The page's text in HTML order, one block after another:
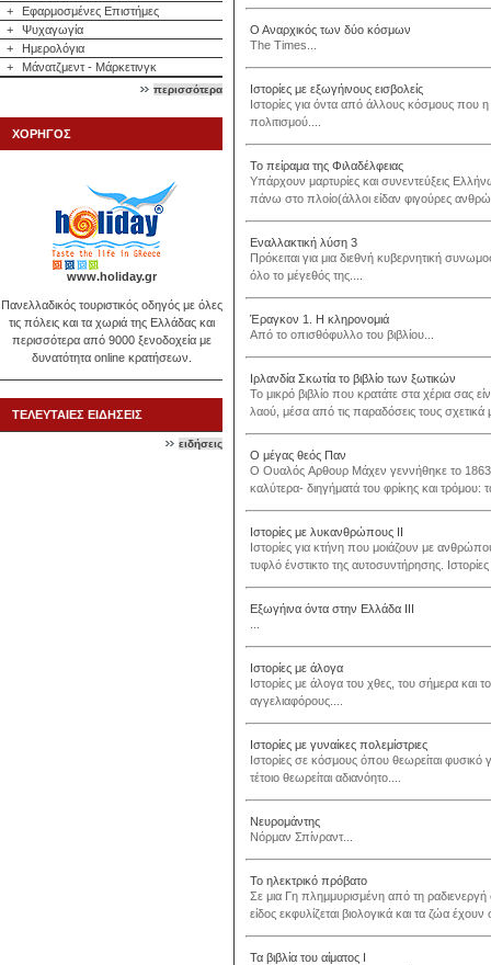
+
Εφαρμοσμένες Επιστήμες
+
Ψυχαγωγία
+
Ημερολόγια
+
Μάνατζμεντ - Μάρκετινγκ
περισσότερα
ΧΟΡΗΓΟΣ
www.holiday.gr
Πανελλαδικός τουριστικός οδηγός με όλες
τις πόλεις και τα χωριά της Ελλάδας και
περισσότερα από 9000 ξενοδοχεία με
δυνατότητα online κρατήσεων.
ΤΕΛΕΥΤΑΙΕΣ ΕΙΔΗΣΕΙΣ
ειδήσεις
Ο Αναρχικός των δύο κόσμων
The Times...
Ιστορίες με εξωγήινους εισβολείς
Ιστορίες για όντα από άλλους κόσμους που
πολιτισμού....
Το πείραμα της Φιλαδέλφειας
Υπάρχουν μαρτυρίες και συνεντεύξεις
πάνω στο πλοίο(άλλοι είδαν φιγούρες
Εναλλακτική λύση 3
Πρόκειται για μια διεθνή κυβερνητική
όλο το μέγεθός της....
Έραγκον 1. Η κληρονομιά
Από το οπισθόφυλλο του βιβλίου...
Ιρλανδία Σκωτία το βιβλίο των ξωτικών
Το μικρό βιβλίο που κρατάτε στα χέρια σας
λαού, μέσα από τις παραδόσεις τους
Ο μέγας θεός Παν
Ο Ουαλός Aρθουρ Μάχεν γεννήθηκε το 1863
καλύτερα- διηγήματά του φρίκης και
Ιστορίες με λυκανθρώπους ΙΙ
Ιστορίες για κτήνη που μοιάζουν με
τυφλό ένστικτο της αυτοσυντήρησης.
Εξωγήινα όντα στην Ελλάδα ΙΙΙ
Ιστορίες με άλογα
Ιστορίες με άλογα του χθες, του σήμερα και
αγγελιαφόρους....
Ιστορίες με γυναίκες πολεμίστριες
Ιστορίες σε κόσμους όπου θεωρείται φυσικό
τέτοιο θεωρείται αδιανόητο....
Νευρομάντης
Νόρμαν Σπίνραντ...
Το ηλεκτρικό πρόβατο
Σε μια Γη πλημμυρισμένη από τη
είδος εκφυλίζεται βιολογικά και τα ζώα
Τα βιβλία του αίματος I